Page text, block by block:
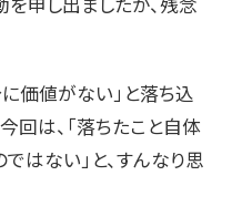
価値がない」と落ち込
回は、「落ちたこと自体
はない」と、すんなり思